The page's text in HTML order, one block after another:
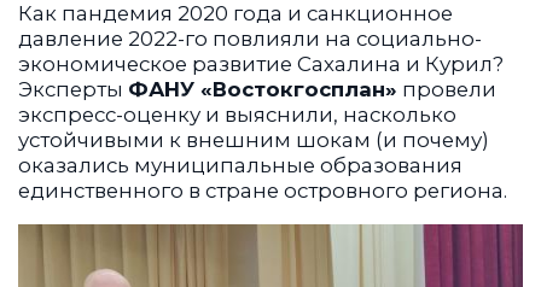
Как пандемия 2020 года и санкционное
давление 2022-го повлияли на социально-
экономическое развитие Сахалина и Курил?
Эксперты ФАНУ «Востокгосплан» провели
экспресс-оценку и выяснили, насколько
устойчивыми к внешним шокам (и почему)
оказались муниципальные образования
единственного в стране островного региона.